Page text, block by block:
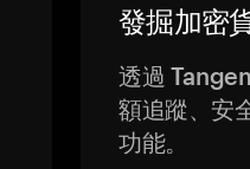
發掘加密
透過
額追蹤、安
功能。